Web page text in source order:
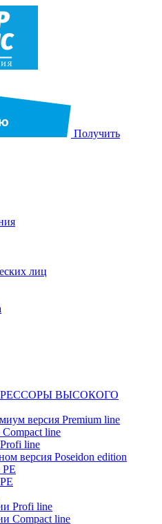
Получить
лиц
ВЫСОКОГО
версия Premium line
line
line
версия Poseidon edition
Profi line
Compact line